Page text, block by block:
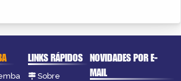
LINKS RÁPIDOS
Sobre
NOVIDADES POR E-
MAIL